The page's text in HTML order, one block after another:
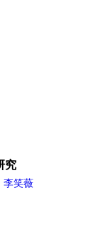
究
李笑薇